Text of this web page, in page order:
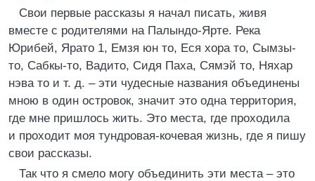
Свои первые рассказы я начал писать, живя
вместе с родителями на Палындо-Ярте. Река
Юрибей, Ярато 1, Емзя юн то, Еся хора то, Сымзы-
то, Сабкы-то, Вадито, Сидя Паха, Сямэй то, Няхар
нэва то и т. д. – эти чудесные названия объединены
мною в один островок, значит это одна территория,
где мне пришлось жить. Это места, где проходила
и проходит моя тундровая-кочевая жизнь, где я пишу
свои рассказы.
Так что я смело могу объединить эти места – это